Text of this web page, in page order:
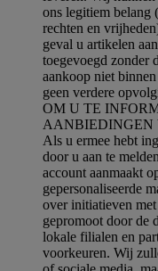
ons legitiem belang
rechten en
geval u artikelen
toegevoegd zonder
aankoop niet
geen verdere
OM U TE
AANBIEDINGEN
Als u ermee hebt
door u aan te
account aanmaakt
gepersonaliseerde
over initiatieven
gepromoot door de
lokale filialen en
voorkeuren. Wij